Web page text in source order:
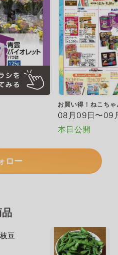
お買い得！ねこち
08月09日〜09
本日公開
ロー
豆